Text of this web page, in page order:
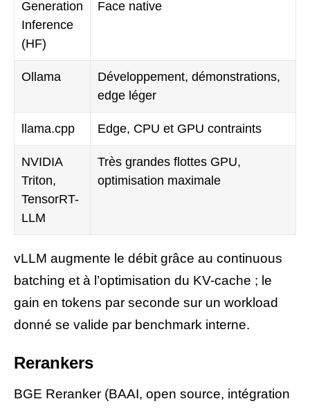
Generation
Inference
(HF)
Face native
Ollama
Développement, démonstrations,
edge léger
llama.cpp Edge, CPU et GPU contraints
NVIDIA
Triton,
TensorRT-
LLM
Très grandes flottes GPU,
optimisation maximale
vLLM augmente le débit grâce au continuous
batching et à l’optimisation du KV-cache ; le
gain en tokens par seconde sur un workload
donné se valide par benchmark interne.
Rerankers
BGE Reranker (BAAI, open source, intégration